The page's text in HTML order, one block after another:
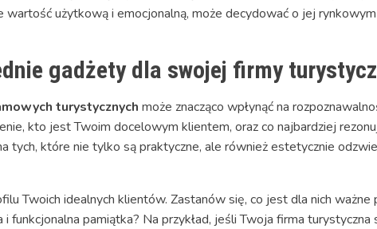
wartość użytkową i emocjonalną, może decydować o jej
gadżety dla swojej firmy
turystycznych może znacząco wpłynąć na
kto jest Twoim docelowym klientem, oraz co najbardziej
tych, które nie tylko są praktyczne, ale również estetycznie
Twoich idealnych klientów. Zastanów się, co jest dla nich
funkcjonalna pamiątka? Na przykład, jeśli Twoja firma turystyczna